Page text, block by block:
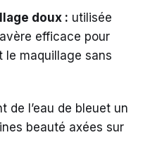
doux : utilisée
efficace pour
le maquillage sans
de l’eau de bleuet un
beauté axées sur